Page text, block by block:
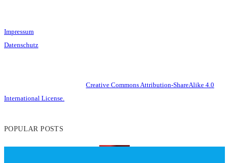
Impressum
Datenschutz
Creative Commons Attribution-ShareAlike 4.0
International License.
POPULAR POSTS